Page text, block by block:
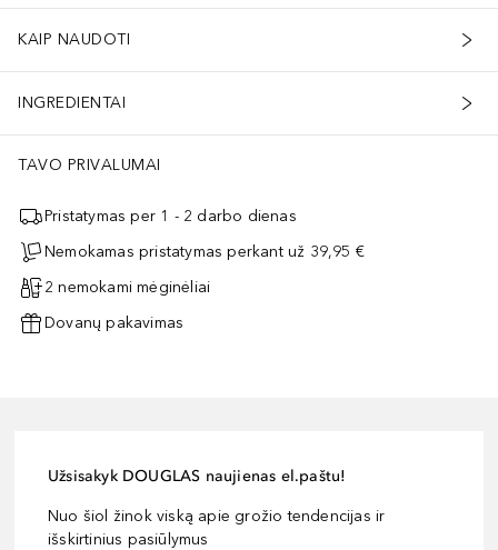
KAIP NAUDOTI
INGREDIENTAI
TAVO PRIVALUMAI
Pristatymas per 1 - 2 darbo dienas
Nemokamas pristatymas perkant už 39,95 €
2 nemokami mėginėliai
Dovanų pakavimas
Užsisakyk DOUGLAS naujienas el.paštu!
Nuo šiol žinok viską apie grožio tendencijas ir
išskirtinius pasiūlymus